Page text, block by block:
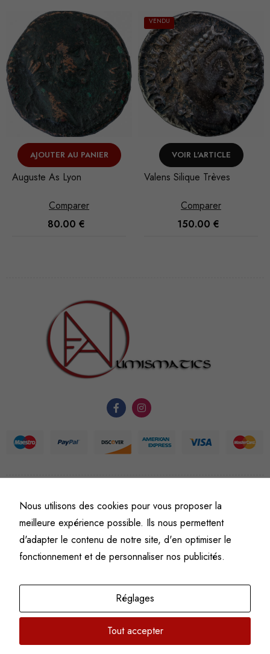
VOIR L'ARTICLE
Valens Silique Trèves
VENDU
VOIR
L. Calpurnius Piso
© Fine art numismatics
Politique de confidentialitéConditions générales de vente et d’utilisation
Mentions légales
Nous utilisons des cookies pour vous proposer la
meilleure expérience possible. Ils nous permettent
d'adapter le contenu de notre site, d'en optimiser le
fonctionnement et de personnaliser nos publicités.
Réglages
Tout accepter
nécessaires au
fonctionnement
Statistiques
fonctionnalité
et la
structure du
site Web, en
l'usage qu'il